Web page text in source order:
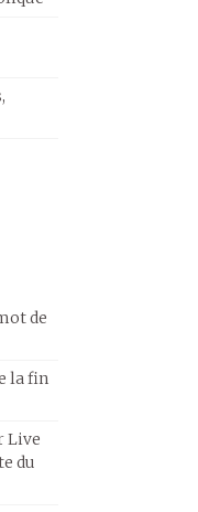
de
la fin
Live
du